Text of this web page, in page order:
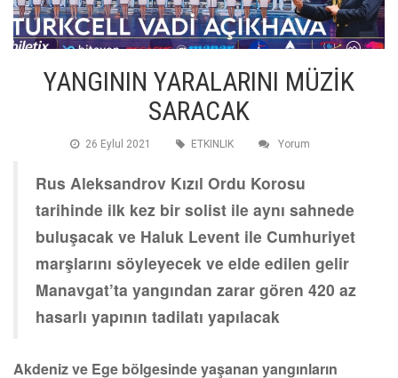
YANGININ YARALARINI MÜZİK
SARACAK
26 Eylul 2021 ETKINLIK Yorum
Rus Aleksandrov Kızıl Ordu Korosu
tarihinde ilk kez bir solist ile aynı sahnede
buluşacak ve Haluk Levent ile Cumhuriyet
marşlarını söyleyecek ve elde edilen gelir
Manavgat’ta yangından zarar gören 420 az
hasarlı yapının tadilatı yapılacak
Akdeniz ve Ege bölgesinde yaşanan yangınların